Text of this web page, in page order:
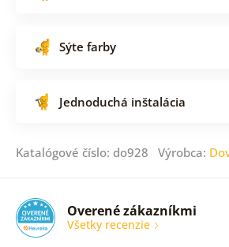
Sýte farby
Jednoduchá inštalácia
Katalógové číslo: do928 Výrobca:
Overené zákazníkmi
Všetky recenzie